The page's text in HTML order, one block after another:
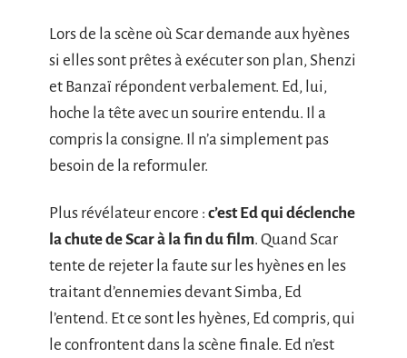
Lors de la scène où Scar demande aux hyènes
si elles sont prêtes à exécuter son plan, Shenzi
et Banzaï répondent verbalement. Ed, lui,
hoche la tête avec un sourire entendu. Il a
compris la consigne. Il n’a simplement pas
besoin de la reformuler.
Plus révélateur encore : c’est Ed qui déclenche
la chute de Scar à la fin du film. Quand Scar
tente de rejeter la faute sur les hyènes en les
traitant d’ennemies devant Simba, Ed
l’entend. Et ce sont les hyènes, Ed compris, qui
le confrontent dans la scène finale. Ed n’est